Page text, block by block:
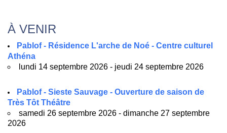
À VENIR
Pablof - Résidence L'arche de Noé - Centre culturel
Athéna
lundi 14 septembre 2026 - jeudi 24 septembre 2026
Pablof - Sieste Sauvage - Ouverture de saison de
Très Tôt Théâtre
samedi 26 septembre 2026 - dimanche 27 septembre
2026